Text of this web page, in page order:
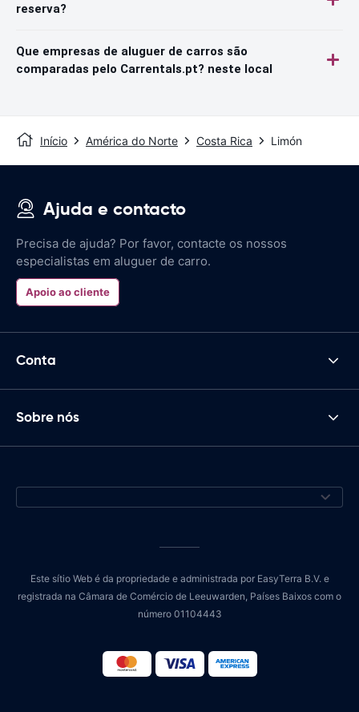
reserva?
Que empresas de aluguer de carros são
comparadas pelo Carrentals.pt? neste local
Início América do Norte Costa Rica Limón
Ajuda e contacto
Precisa de ajuda? Por favor, contacte os nossos
especialistas em aluguer de carro.
Apoio ao cliente
Conta
Sobre nós
Este sítio Web é da propriedade e administrada por EasyTerra B.V. e
registrada na Câmara de Comércio de Leeuwarden, Países Baixos com o
número 01104443